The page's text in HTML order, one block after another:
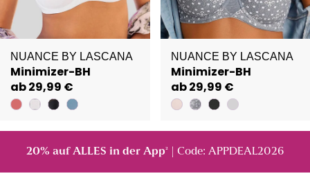
NUANCE BY LASCANA
Minimizer-BH
ab 29,99 €
NUANCE BY LASCANA
Minimizer-BH
ab 29,99 €
20% auf ALLES in der App² | Code: APPDEAL2026